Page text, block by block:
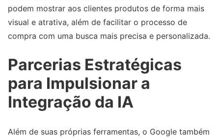
podem mostrar aos clientes produtos de forma mais
visual e atrativa, além de facilitar o processo de
compra com uma busca mais precisa e personalizada.
Parcerias Estratégicas
para Impulsionar a
Integração da IA
Além de suas próprias ferramentas, o Google também